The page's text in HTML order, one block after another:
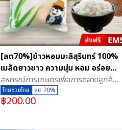
[ลด70%]ข้าวหอมมะลิสุรินทร์ 100%
เมล็ดยาวขาว ความนุ่ม หอม อร่อย
ตรา Arice ขนาด 5 กิโลกรัม
สหกรณ์การเกษตรเพื่อการตลาดลูกค้า
ธ.ก.ส.สุรินทร์ จำกัด
ไทยช่วยไทย ลด 70%
฿200.00